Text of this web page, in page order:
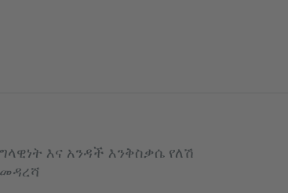
ግላዊነት እና አንዳች እንቅስቃሴ የለሽ
መዳረሻ